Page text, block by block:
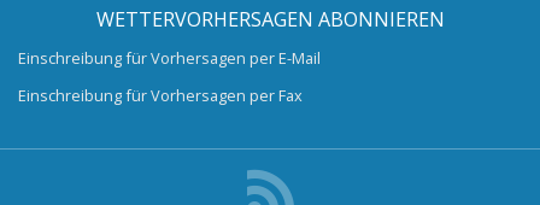
WETTERVORHERSAGEN ABONNIEREN
Einschreibung für Vorhersagen per E-Mail
Einschreibung für Vorhersagen per Fax